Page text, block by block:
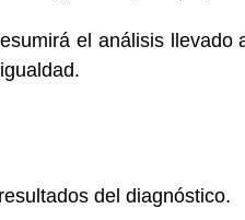
el análisis
del diagnóstico.